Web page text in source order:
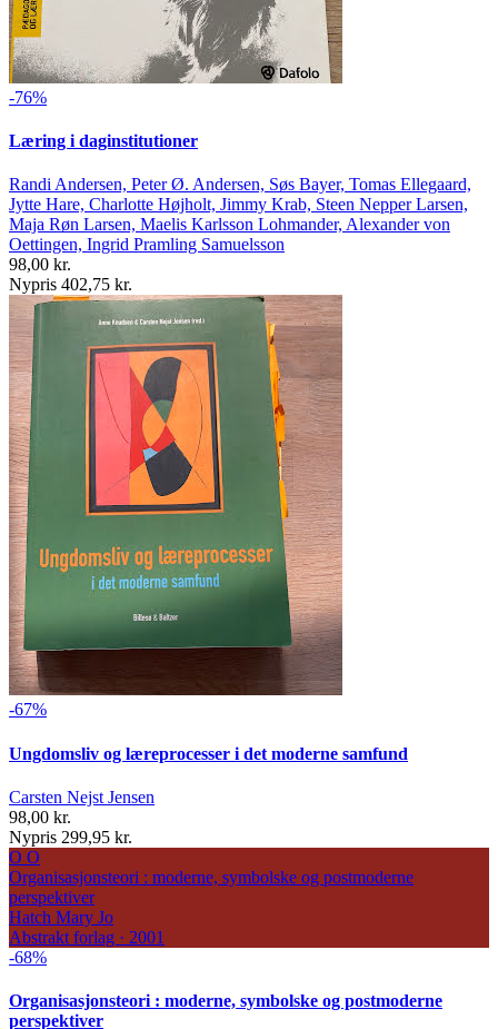
-76%
Læring i daginstitutioner
Randi Andersen, Peter Ø. Andersen, Søs Bayer, Tomas Ellegaard,
Jytte Hare, Charlotte Højholt, Jimmy Krab, Steen Nepper Larsen,
Maja Røn Larsen, Maelis Karlsson Lohmander, Alexander von
Oettingen, Ingrid Pramling Samuelsson
98,00 kr.
Nypris 402,75 kr.
-67%
Ungdomsliv og læreprocesser i det moderne samfund
Carsten Nejst Jensen
98,00 kr.
Nypris 299,95 kr.
O O
Organisasjonsteori : moderne, symbolske og postmoderne
perspektiver
Hatch Mary Jo
Abstrakt forlag · 2001
-68%
Organisasjonsteori : moderne, symbolske og postmoderne
perspektiver